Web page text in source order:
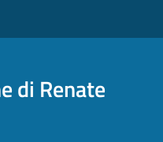
di Renate